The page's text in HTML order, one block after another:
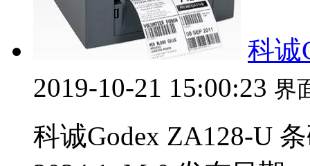
科诚
2019-10-21 15:00:23 界
科诚Godex ZA128-U